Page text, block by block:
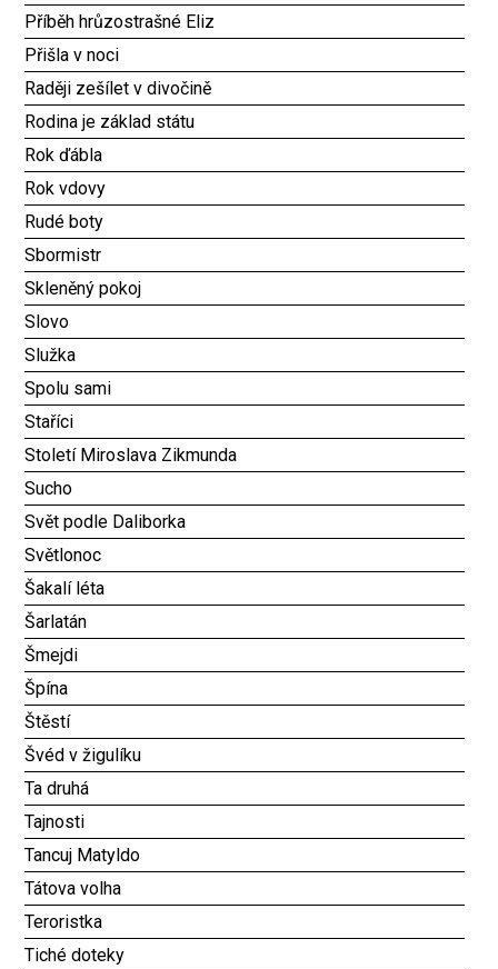
Příběh hrůzostrašné Eliz
Přišla v noci
Raději zešílet v divočině
Rodina je základ státu
Rok ďábla
Rok vdovy
Rudé boty
Sbormistr
Skleněný pokoj
Slovo
Služka
Spolu sami
Staříci
Století Miroslava Zikmunda
Sucho
Svět podle Daliborka
Světlonoc
Šakalí léta
Šarlatán
Šmejdi
Špína
Štěstí
Švéd v žigulíku
Ta druhá
Tajnosti
Tancuj Matyldo
Tátova volha
Teroristka
Tiché doteky